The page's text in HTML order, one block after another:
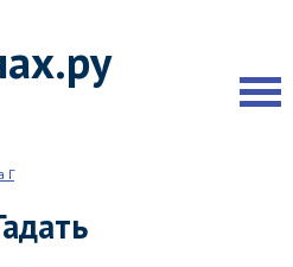
Г